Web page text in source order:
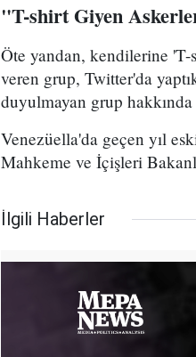
"T-shirt Giyen
Öte yandan, kendilerine
veren grup, Twitter'da
duyulmayan grup hakkında
Venezüella'da geçen yıl
Mahkeme ve İçişleri
İlgili Haberler